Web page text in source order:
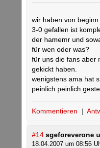
wir haben von
3-0 gefallen ist
der hamemr und
für wen oder was?
für uns die fans aber
gekickt haben.
wenigstens ama hat
peinlich peinlich
Kommentieren |
#14 sgeforeverone
18.04.2007 um 08:56